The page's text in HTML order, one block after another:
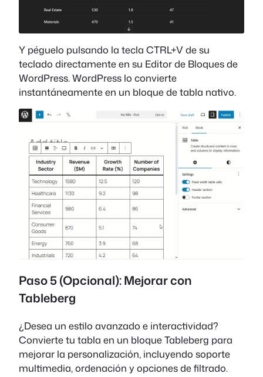
Y péguelo pulsando la tecla CTRL+V de su
teclado directamente en su Editor de Bloques de
WordPress. WordPress lo convierte
instantáneamente en un bloque de tabla nativo.
Paso 5 (Opcional): Mejorar con
Tableberg
¿Desea un estilo avanzado e interactividad?
Convierte tu tabla en un bloque Tableberg para
mejorar la personalización, incluyendo soporte
multimedia, ordenación y opciones de filtrado.